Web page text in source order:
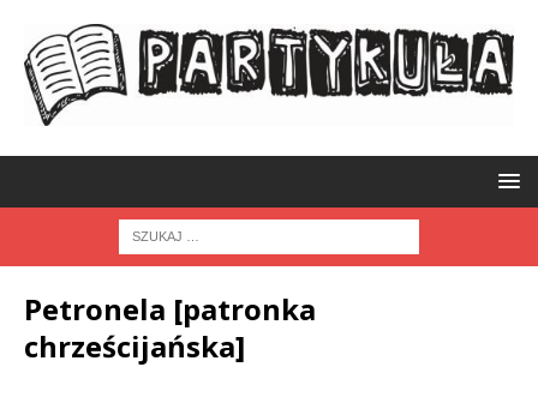
Petronela [patronka
chrześcijańska]